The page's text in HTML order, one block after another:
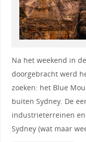
Na het weekend in
doorgebracht werd
zoeken: het Blue
buiten Sydney. De
industrieterreinen
Sydney (wat maar